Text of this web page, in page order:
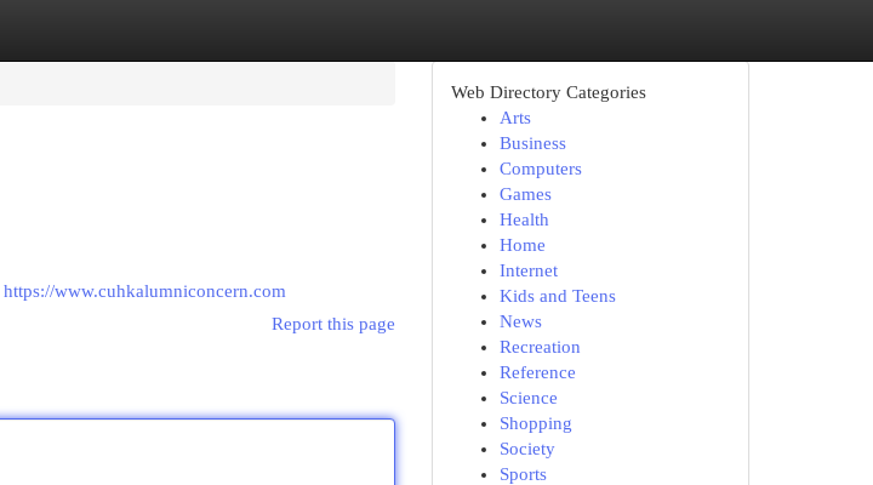
https://www.cuhkalumniconcern.com
Report this page
Web Directory Categories
Arts
Business
Computers
Games
Health
Home
Internet
Kids and Teens
News
Recreation
Reference
Science
Shopping
Society
Sports